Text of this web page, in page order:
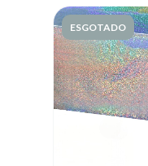
ESGOTADO